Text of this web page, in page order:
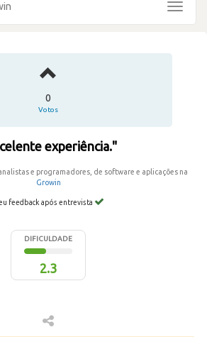
Toggle
0
Votos
experiência."
e programadores, de software e aplicações na
Growin
feedback após entrevista
DIFICULDADE
2.3